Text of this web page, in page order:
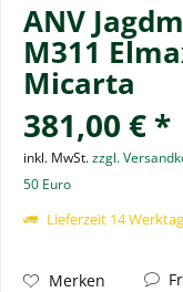
ANV
M311
Micarta
381,00 € *
inkl. MwSt.zzgl.
50 Euro
Lieferzeit 14
Merken